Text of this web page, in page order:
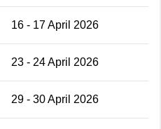
16 - 17 April 2026
23 - 24 April 2026
29 - 30 April 2026